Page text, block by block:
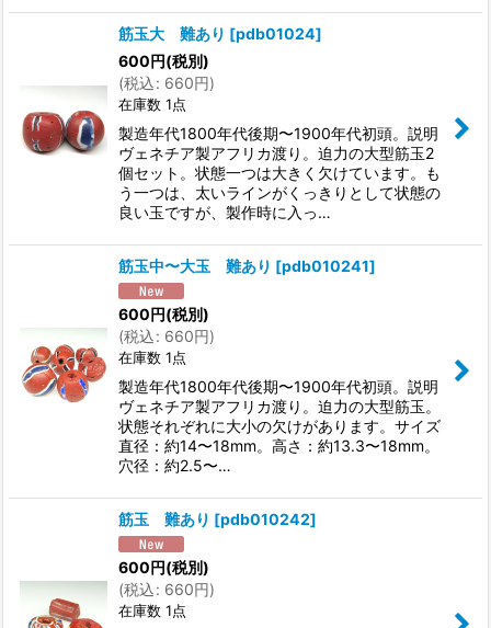
筋玉大 難あり [pdb01024]
600円(税別)
(税込: 660円)
在庫数 1点
製造年代1800年代後期〜1900年代初頭。説明
ヴェネチア製アフリカ渡り。迫力の大型筋玉2
個セット。状態一つは大きく欠けています。も
う一つは、太いラインがくっきりとして状態の
良い玉ですが、製作時に入っ…
筋玉中〜大玉 難あり [pdb010241]
600円(税別)
(税込: 660円)
在庫数 1点
製造年代1800年代後期〜1900年代初頭。説明
ヴェネチア製アフリカ渡り。迫力の大型筋玉。
状態それぞれに大小の欠けがあります。サイズ
直径：約14〜18mm。高さ：約13.3〜18mm。
穴径：約2.5〜…
筋玉 難あり [pdb010242]
600円(税別)
(税込: 660円)
在庫数 1点